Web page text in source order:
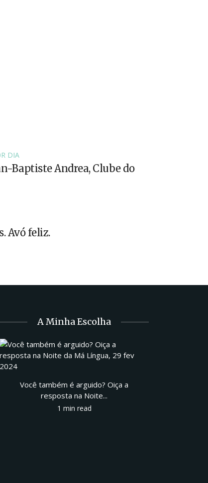
DIA
Baptiste Andrea, Clube do
Avó feliz.
A Minha Escolha
Você também é arguido? Oiça a
resposta na Noite...
1 min read